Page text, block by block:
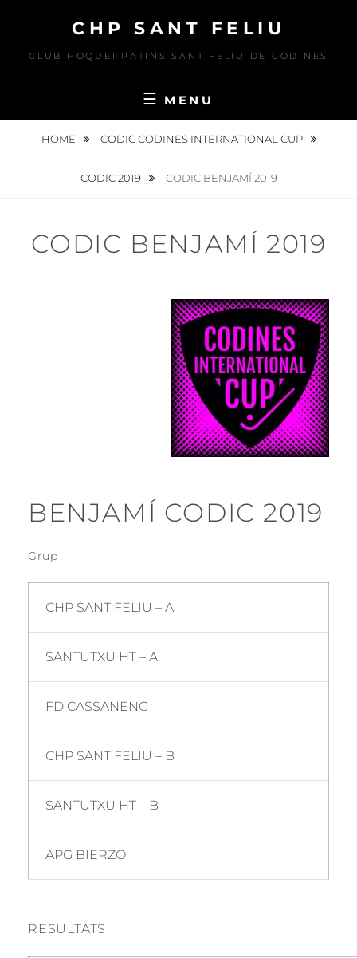
content
CHP SANT FELIU
CLUB HOQUEI PATINS SANT FELIU DE CODINES
MENU
HOME CODIC CODINES INTERNATIONAL CUP
CODIC 2019 CODIC BENJAMÍ 2019
CODIC BENJAMÍ 2019
BENJAMÍ CODIC 2019
Grup
CHP SANT FELIU – A
SANTUTXU HT – A
FD CASSANENC
CHP SANT FELIU – B
SANTUTXU HT – B
APG BIERZO
RESULTATS